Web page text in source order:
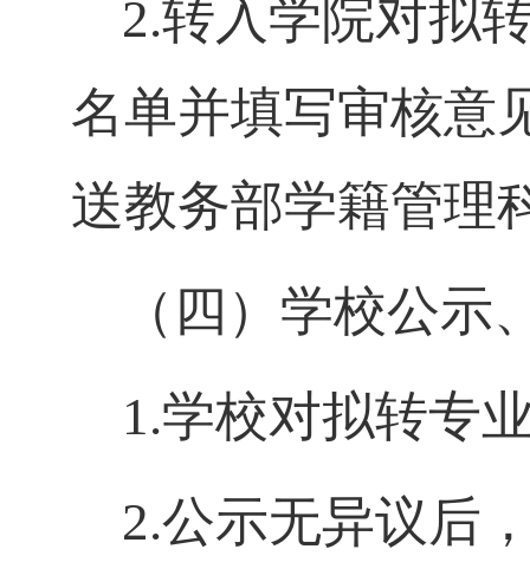
2.转入学院对拟
名单并填写审核意
送教务部学籍管理
（四）学校公
1.学校对拟转专
2.公示无异议后